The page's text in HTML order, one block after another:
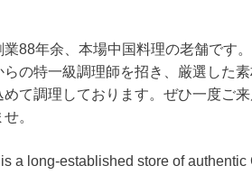
業88年余、本場中国料理の老舗です
らの特一級調理師を招き、厳選した
めて調理しております。ぜひ一度ご
せ。
is a long-established store of authentic